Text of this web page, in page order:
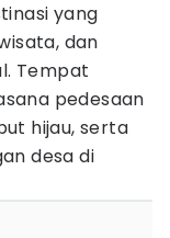
yang
dan
Tempat
pedesaan
hijau, serta
desa di